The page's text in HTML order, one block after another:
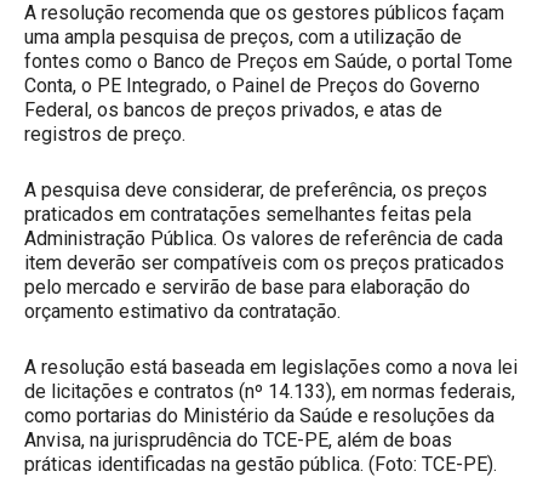
A resolução recomenda que os gestores públicos façam
uma ampla pesquisa de preços, com a utilização de
fontes como o Banco de Preços em Saúde, o portal Tome
Conta, o PE Integrado, o Painel de Preços do Governo
Federal, os bancos de preços privados, e atas de
registros de preço.
A pesquisa deve considerar, de preferência, os preços
praticados em contratações semelhantes feitas pela
Administração Pública. Os valores de referência de cada
item deverão ser compatíveis com os preços praticados
pelo mercado e servirão de base para elaboração do
orçamento estimativo da contratação.
A resolução está baseada em legislações como a nova lei
de licitações e contratos (nº 14.133), em normas federais,
como portarias do Ministério da Saúde e resoluções da
Anvisa, na jurisprudência do TCE-PE, além de boas
práticas identificadas na gestão pública. (Foto: TCE-PE).